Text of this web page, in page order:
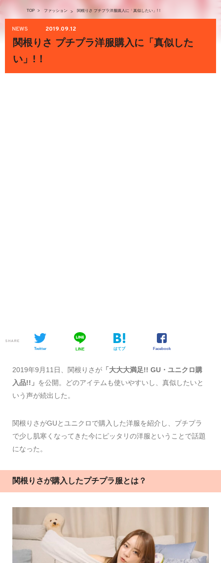
TOP > ファッション > 関根りさ プチプラ洋服購入に「真似したい」!！
NEWS 2019.09.12
関根りさ プチプラ洋服購入に「真似した
い」!！
SHARE
Twitter LINE はてブ Facebook
2019年9月11日、関根りさが 「大大大満足!! GU・ユニクロ購
入品!!」 を公開。どのアイテムも使いやすいし、真似したいと
いう声が続出した。
関根りさがGUとユニクロで購入した洋服を紹介し、プチプラ
で少し肌寒くなってきた今にピッタリの洋服ということで話題
になった。
関根りさが購入したプチプラ服とは？